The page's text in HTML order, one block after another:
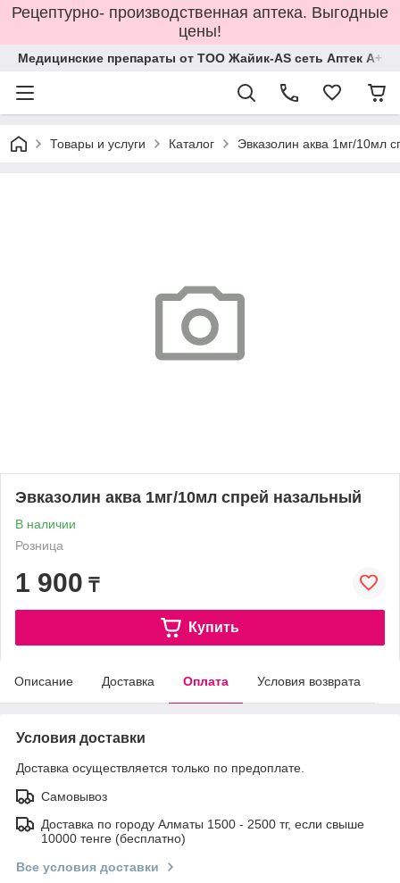
Рецептурно- производственная аптека. Выгодные
цены!
Медицинские препараты от ТОО Жайик-AS сеть Аптек А+
Товары и услуги Каталог Эвказолин аква 1мг/10мл
Эвказолин аква 1мг/10мл спрей назальный
В наличии
Розница
1 900 ₸
Купить
Описание Доставка Оплата Условия возврата
Условия доставки
Доставка осуществляется только по предоплате.
Самовывоз
Доставка по городу Алматы 1500 - 2500 тг, если свыше
10000 тенге (бесплатно)
Все условия доставки